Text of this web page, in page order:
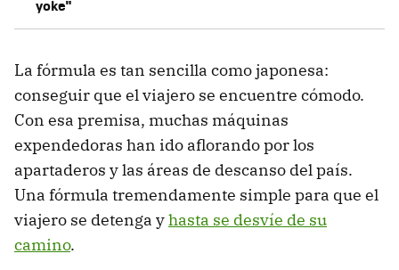
yoke"
La fórmula es tan sencilla como japonesa:
conseguir que el viajero se encuentre cómodo.
Con esa premisa, muchas máquinas
expendedoras han ido aflorando por los
apartaderos y las áreas de descanso del país.
Una fórmula tremendamente simple para que el
viajero se detenga yhasta se desvíe de su
camino.